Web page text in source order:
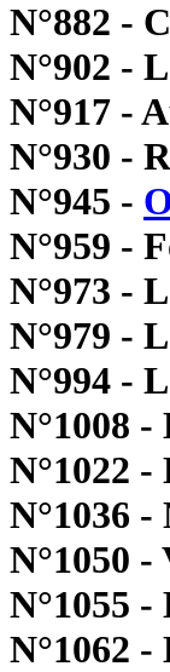
N°882 -
N°902 -
N°917 -
N°930 -
N°945 -
N°959 -
N°973 -
N°979 -
N°994 -
N°1008 -
N°1022
N°1036
N°1050 -
N°1055 -
N°1062